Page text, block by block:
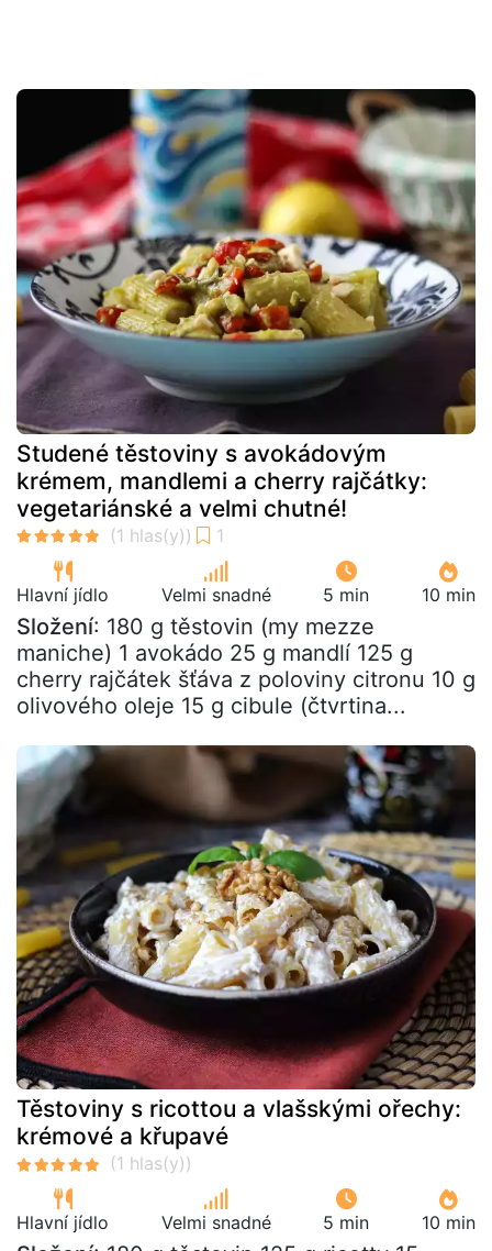
Studené těstoviny s avokádovým
krémem, mandlemi a cherry rajčátky:
vegetariánské a velmi chutné!
Hlavní jídlo Velmi snadné 5 min 10 min
Složení: 180 g těstovin (my mezze
maniche) 1 avokádo 25 g mandlí 125 g
cherry rajčátek šťáva z poloviny citronu 10 g
olivového oleje 15 g cibule (čtvrtina...
Těstoviny s ricottou a vlašskými ořechy:
krémové a křupavé
Hlavní jídlo Velmi snadné 5 min 10 min